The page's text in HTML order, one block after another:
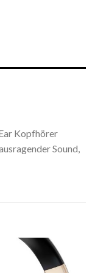
Kopfhörer
Sound,